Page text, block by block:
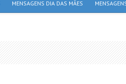
MENSAGENS DIA DAS MÃES